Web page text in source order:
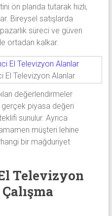
ön planda tutarak hızlı,
Bireysel satışlarda
süreci ve güven
ortadan kalkar.
El Televizyon Alanlar
değerlendirmeler
piyasa değeri
sunulur. Ayrıca
müşteri lehine
bir mağduriyet
Televizyon